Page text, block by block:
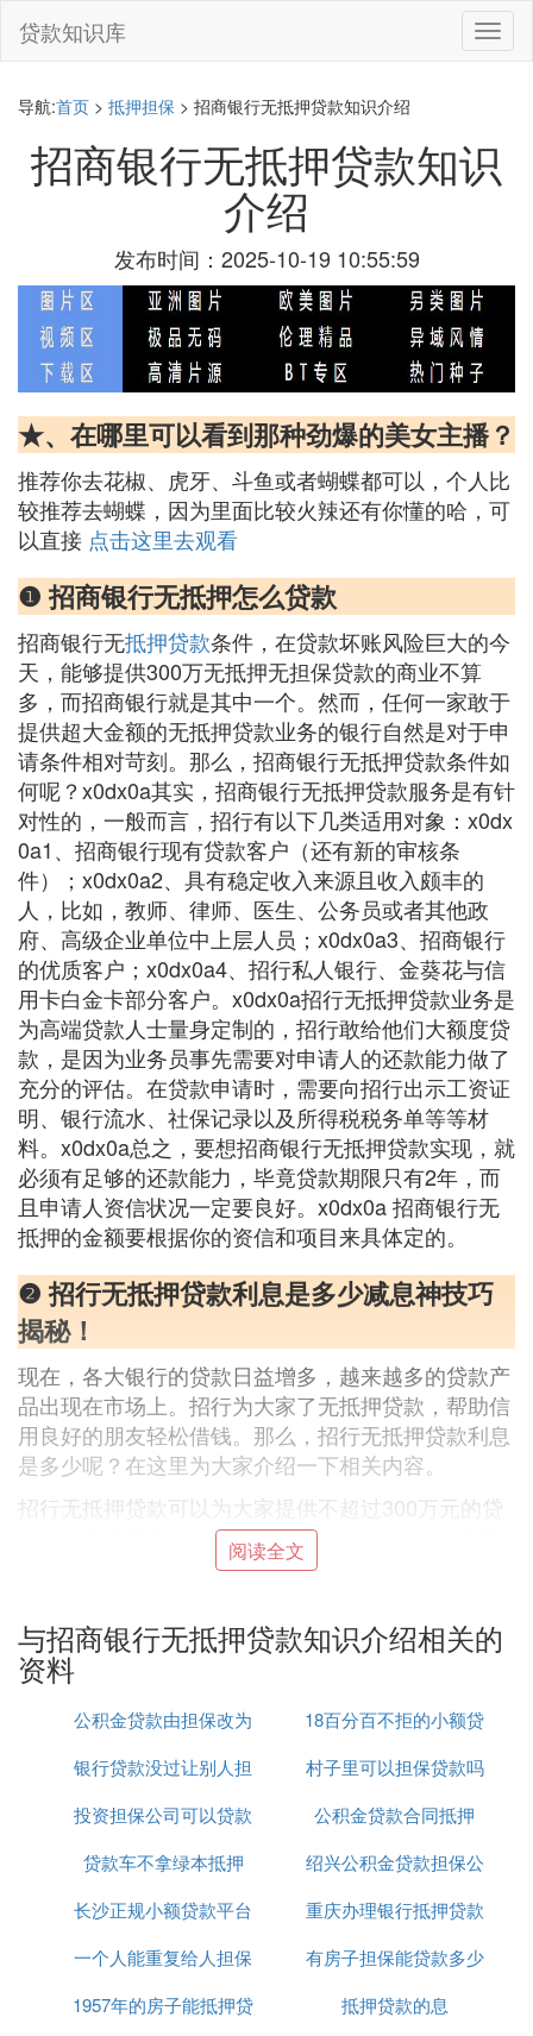
切
换
贷款知识库
导航:首页 > 抵押担保 > 招商银行无抵押贷款知识介绍
招商银行无抵押贷款知识
介绍
发布时间：2025-10-19 10:55:59
★、在哪里可以看到那种劲爆的美女主播？
推荐你去花椒、虎牙、斗鱼或者蝴蝶都可以，个人比
较推荐去蝴蝶，因为里面比较火辣还有你懂的哈，可
以直接 点击这里去观看
❶ 招商银行无抵押怎么贷款
招商银行无抵押贷款条件，在贷款坏账风险巨大的今
天，能够提供300万无抵押无担保贷款的商业不算
多，而招商银行就是其中一个。然而，任何一家敢于
提供超大金额的无抵押贷款业务的银行自然是对于申
请条件相对苛刻。那么，招商银行无抵押贷款条件如
何呢？x0dx0a其实，招商银行无抵押贷款服务是有针
对性的，一般而言，招行有以下几类适用对象：x0dx
0a1、招商银行现有贷款客户（还有新的审核条
件）；x0dx0a2、具有稳定收入来源且收入颇丰的
人，比如，教师、律师、医生、公务员或者其他政
府、高级企业单位中上层人员；x0dx0a3、招商银行
的优质客户；x0dx0a4、招行私人银行、金葵花与信
用卡白金卡部分客户。x0dx0a招行无抵押贷款业务是
为高端贷款人士量身定制的，招行敢给他们大额度贷
款，是因为业务员事先需要对申请人的还款能力做了
充分的评估。在贷款申请时，需要向招行出示工资证
明、银行流水、社保记录以及所得税税务单等等材
料。x0dx0a总之，要想招商银行无抵押贷款实现，就
必须有足够的还款能力，毕竟贷款期限只有2年，而
且申请人资信状况一定要良好。x0dx0a 招商银行无
抵押的金额要根据你的资信和项目来具体定的。
❷ 招行无抵押贷款利息是多少减息神技巧
揭秘！
现在，各大银行的贷款日益增多，越来越多的贷款产
品出现在市场上。招行为大家了无抵押贷款，帮助信
用良好的朋友轻松借钱。那么，招行无抵押贷款利息
是多少呢？在这里为大家介绍一下相关内容。
招行无抵押贷款可以为大家提供不超过300万元的贷
款，使用期限不超过2年，利息会根据借款人的实际
情况来定。在相同条件下，招行无抵押贷款利息可能
如果大家想要获得利息优惠，就要尽量做到以下几
点：
1、尽量提高自己的个人信用水平，平时要多刷信用
卡消费，并保持良好的借贷记录；
保持轻装上阵的姿态；
3、平时选择银行办理业务时，尽量选择在招商银行
办理业务，争取成为他们的VIP客户；
4、拥有良好的职业和收入，并提供真实有效的工作
另外，招行还有一些类似无抵押贷款的业务，比如消
费易。消费易不需要大家提供任何担保与抵押，主要
提供不超过50天的免息期，日息远低于万分之五。
阅读全文
与招商银行无抵押贷款知识介绍相关的
资料
公积金贷款由担保改为
房产抵押
18百分百不拒的小额贷
款
银行贷款没过让别人担
保
村子里可以担保贷款吗
投资担保公司可以贷款
吗
公积金贷款合同抵押
贷款车不拿绿本抵押
绍兴公积金贷款担保公
司
长沙正规小额贷款平台
重庆办理银行抵押贷款
公司
一个人能重复给人担保
贷款吗
有房子担保能贷款多少
1957年的房子能抵押贷
抵押贷款的息